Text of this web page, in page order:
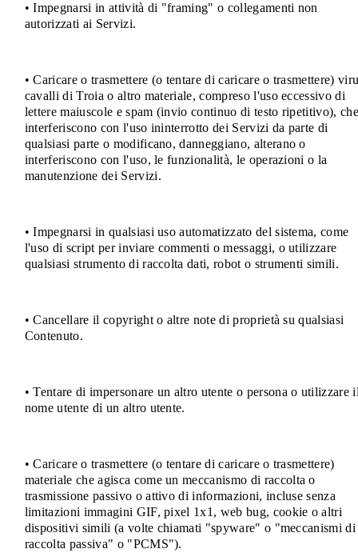
• Impegnarsi in attività di "framing" o collegamenti non
autorizzati ai Servizi.
• Caricare o trasmettere (o tentare di caricare o trasmettere)
cavalli di Troia o altro materiale, compreso l'uso eccessivo di
lettere maiuscole e spam (invio continuo di testo ripetitivo), che
interferiscono con l'uso ininterrotto dei Servizi da parte di
qualsiasi parte o modificano, danneggiano, alterano o
interferiscono con l'uso, le funzionalità, le operazioni o la
manutenzione dei Servizi.
• Impegnarsi in qualsiasi uso automatizzato del sistema, come
l'uso di script per inviare commenti o messaggi, o utilizzare
qualsiasi strumento di raccolta dati, robot o strumenti simili.
• Cancellare il copyright o altre note di proprietà su qualsiasi
Contenuto.
• Tentare di impersonare un altro utente o persona o utilizzare
nome utente di un altro utente.
• Caricare o trasmettere (o tentare di caricare o trasmettere)
materiale che agisca come un meccanismo di raccolta o
trasmissione passivo o attivo di informazioni, incluse senza
limitazioni immagini GIF, pixel 1x1, web bug, cookie o altri
dispositivi simili (a volte chiamati "spyware" o "meccanismi di
raccolta passiva" o "PCMS").